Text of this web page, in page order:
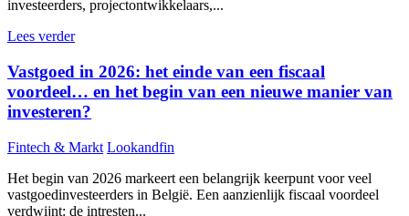
investeerders, projectontwikkelaars,...
Lees verder
Vastgoed in 2026: het einde van een fiscaal
voordeel… en het begin van een nieuwe manier van
investeren?
Fintech & Markt Lookandfin
Het begin van 2026 markeert een belangrijk keerpunt voor veel
vastgoedinvesteerders in België. Een aanzienlijk fiscaal voordeel
verdwijnt: de intresten...